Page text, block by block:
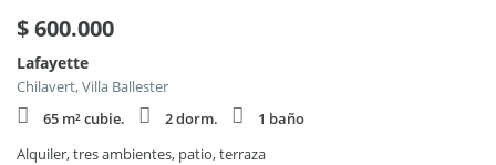
$600.000
Lafayette
Chilavert, Villa Ballester
65 m² cubie.
2 dorm.
1 baño
Alquiler, tres ambientes, patio, terraza